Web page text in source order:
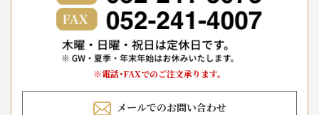
※電話･FAXでのご注文承ります。
メールでのお問い合わせ